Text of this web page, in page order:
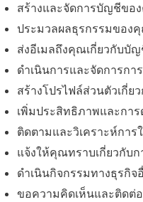
สร้างและจัดการบัญชีขอ
ประมวลผลธุรกรรมของ
ส่งอีเมลถึงคุณเกี่ยวกับบั
ดำเนินการและจัดการกา
สร้างโปรไฟล์ส่วนตัวเกี่
เพิ่มประสิทธิภาพและการ
ติดตามและวิเคราะห์กา
แจ้งให้คุณทราบเกี่ยวกับก
ดำเนินกิจกรรมทางธุรกิ
ขอความคิดเห็นและติดต่